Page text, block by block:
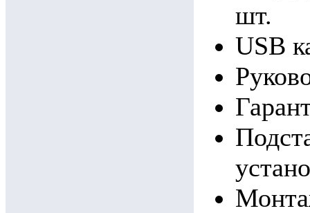
шт.
USB